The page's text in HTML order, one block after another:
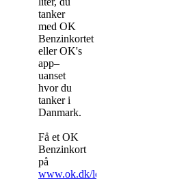
tanker
med OK
Benzinkortet
eller OK's
app–
uanset
hvor du
tanker i
Danmark.
Få et OK
Benzinkort
på
www.ok.dk/lokalsporten